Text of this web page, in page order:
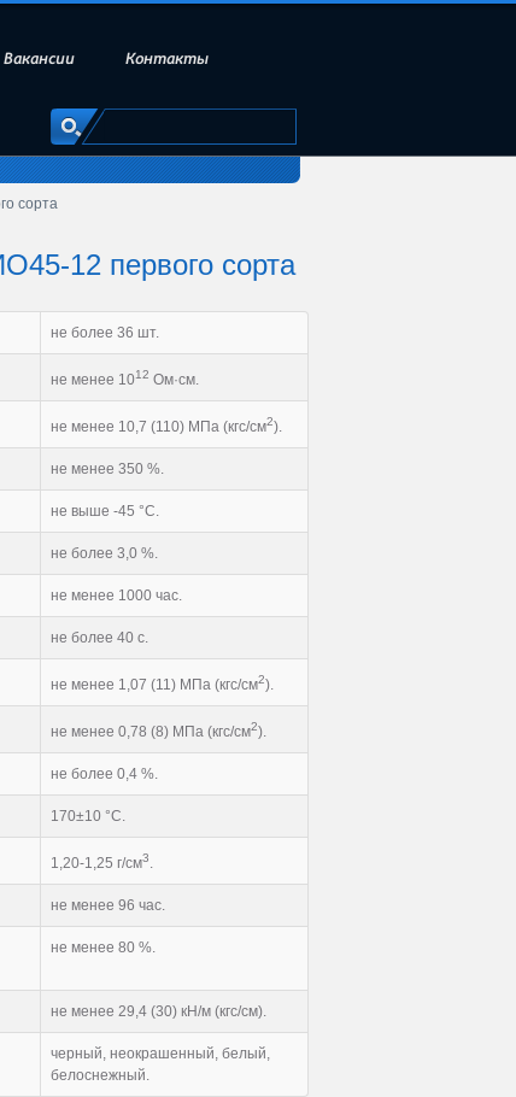
Вакансии Контакты
сорта
12 первого сорта
не более 36 шт.
не менее 1012 Ом·см.
не менее 10,7 (110) МПа (кгс/см2).
не менее 350 %.
не выше -45 °С.
не более 3,0 %.
не менее 1000 час.
не более 40 с.
не менее 1,07 (11) МПа (кгс/см2).
не менее 0,78 (8) МПа (кгс/см2).
не более 0,4 %.
170±10 °С.
1,20-1,25 г/см3.
не менее 96 час.
не менее 80 %.
не менее 29,4 (30) кН/м (кгс/см).
черный, неокрашенный, белый,
белоснежный.